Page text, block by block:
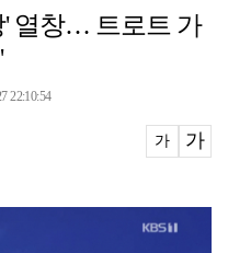
' 열창… 트로트 가
22:10:54
가 가